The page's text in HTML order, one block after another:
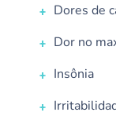
Dores de
Dor no
Insônia